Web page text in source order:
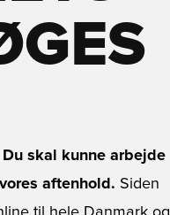
skal kunne arbejde
aftenhold. Siden